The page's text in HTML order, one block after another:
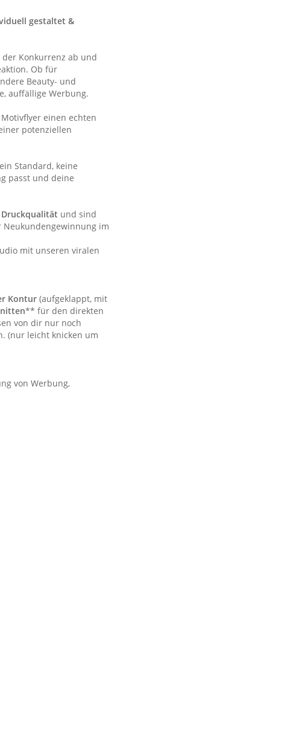
gestaltet &
Konkurrenz ab und
Ob für
Beauty- und
auffällige Werbung.
einen echten
potenziellen
Standard, keine
passt und deine
und sind
Neukundengewinnung im
mit unseren viralen
Kontur (aufgeklappt, mit
** für den direkten
von dir nur noch
(nur leicht knicken um
von Werbung,